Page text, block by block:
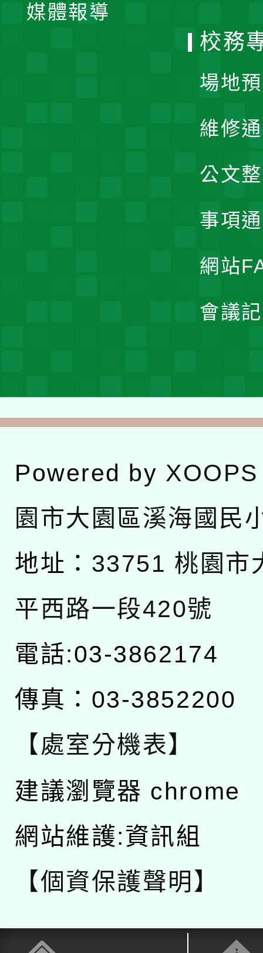
媒體報導
校務
場地
維修
公文
事項
網站
會議
Powered by XOOPS
園市大園區溪海國民
地址： 33751 桃園市
平西路一段420號
電話:03-3862174
傳真：03-3852200
【處室分機表】
建議瀏覽器 chrome
網站維護:資訊組
【個資保護聲明】